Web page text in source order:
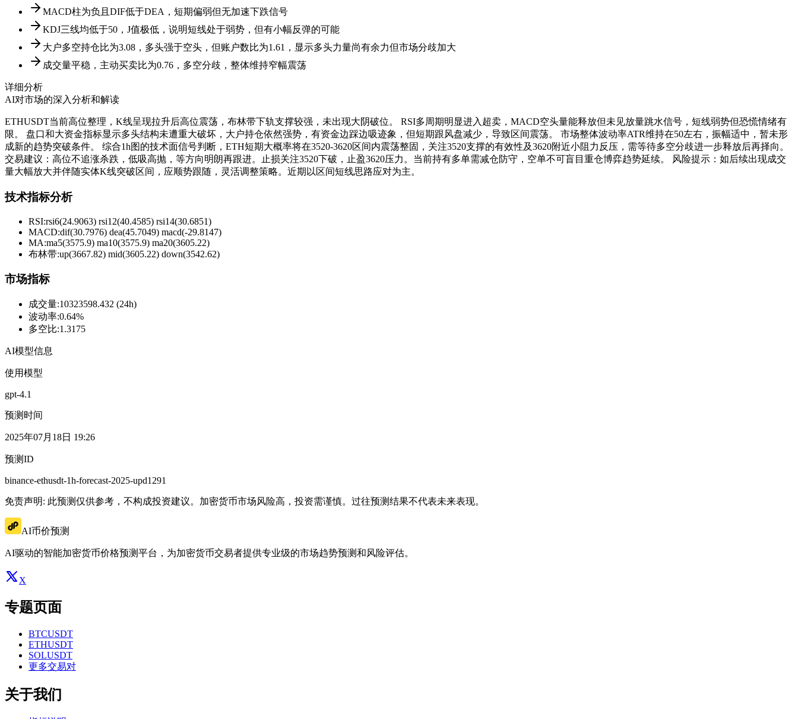
MACD柱为负且DIF低于DEA，短期偏弱但无加速下跌信号
KDJ三线均低于50，J值极低，说明短线处于弱势，但有小幅反弹的可能
大户多空持仓比为3.08，多头强于空头，但账户数比为1.61，显示多头力量尚有余力但市场分歧加大
成交量平稳，主动买卖比为0.76，多空分歧，整体维持窄幅震荡
详细分析
AI对市场的深入分析和解读
ETHUSDT当前高位整理，K线呈现拉升后高位震荡，布林带下轨支撑较强，未出现大阴破位。 RSI多周期明显进入超卖，MACD空头量能释放但未见放量跳水信号，短线弱势但恐慌情绪有
限。 盘口和大资金指标显示多头结构未遭重大破坏，大户持仓依然强势，有资金边踩边吸迹象，但短期跟风盘减少，导致区间震荡。 市场整体波动率ATR维持在50左右，振幅适中，暂未形
成新的趋势突破条件。 综合1h图的技术面信号判断，ETH短期大概率将在3520-3620区间内震荡整固，关注3520支撑的有效性及3620附近小阻力反压，需等待多空分歧进一步释放后再择向。
交易建议：高位不追涨杀跌，低吸高抛，等方向明朗再跟进。止损关注3520下破，止盈3620压力。当前持有多单需减仓防守，空单不可盲目重仓博弈趋势延续。 风险提示：如后续出现成交
量大幅放大并伴随实体K线突破区间，应顺势跟随，灵活调整策略。近期以区间短线思路应对为主。
技术指标分析
RSI:rsi6(24.9063) rsi12(40.4585) rsi14(30.6851)
MACD:dif(30.7976) dea(45.7049) macd(-29.8147)
MA:ma5(3575.9) ma10(3575.9) ma20(3605.22)
布林带:up(3667.82) mid(3605.22) down(3542.62)
市场指标
成交量:10323598.432 (24h)
波动率:0.64%
多空比:1.3175
AI模型信息
使用模型
gpt-4.1
预测时间
2025年07月18日 19:26
预测ID
binance-ethusdt-1h-forecast-2025-upd1291
免责声明: 此预测仅供参考，不构成投资建议。加密货币市场风险高，投资需谨慎。过往预测结果不代表未来表现。
AI币价预测
AI驱动的智能加密货币价格预测平台，为加密货币交易者提供专业级的市场趋势预测和风险评估。
X
专题页面
BTCUSDT
ETHUSDT
SOLUSDT
更多交易对
关于我们